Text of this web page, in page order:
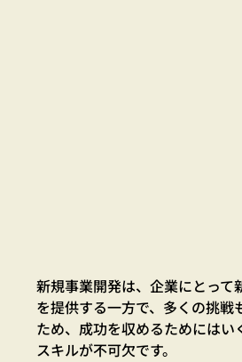
新規事業開発は、企業にとって
を提供する一方で、多くの挑戦
ため、成功を収めるためにはい
スキルが不可欠です。